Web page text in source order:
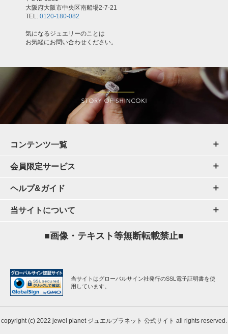
大阪府大阪市中央区南船場2-7-21
TEL: 0120-180-082
気になるジュエリーのことは
お気軽にお問い合わせください。
コンテンツ一覧
会員限定サービス
ヘルプ&ガイド
当サイトについて
■画像・テキスト等無断転載禁止■
当サイトはグローバルサイン社発行のSSL電子証明書を使
用しています。
copyright (c) 2022 jewel planet ジュエルプラネット 公式サイト all rights reserved.